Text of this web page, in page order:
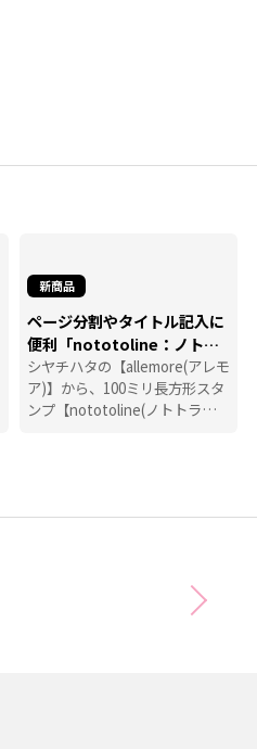
新商品
ページ分割やタイトル記入に
便利「nototoline：ノトト
ライン」
シヤチハタの【allemore(アレモ
ア)】から、100ミリ長方形スタ
ンプ【nototoline(ノトトライ